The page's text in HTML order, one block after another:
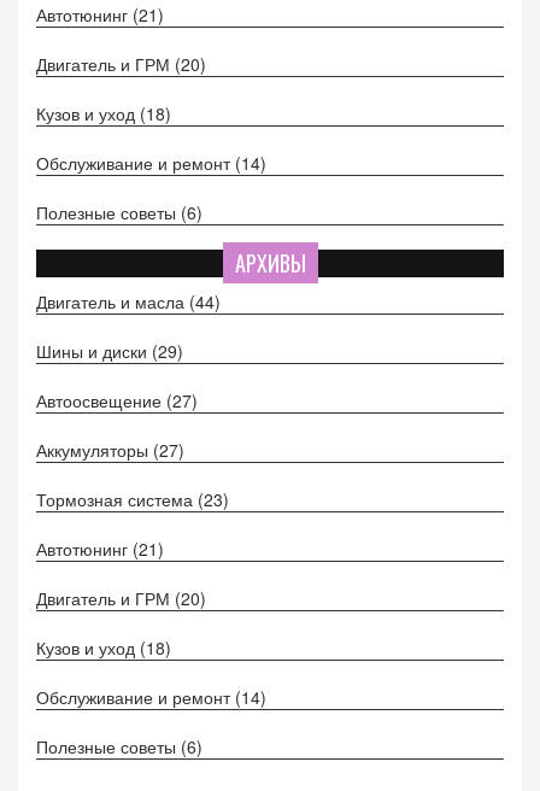
Автотюнинг (21)
Двигатель и ГРМ (20)
Кузов и уход (18)
Обслуживание и ремонт (14)
Полезные советы (6)
АРХИВЫ
Двигатель и масла (44)
Шины и диски (29)
Автоосвещение (27)
Аккумуляторы (27)
Тормозная система (23)
Автотюнинг (21)
Двигатель и ГРМ (20)
Кузов и уход (18)
Обслуживание и ремонт (14)
Полезные советы (6)